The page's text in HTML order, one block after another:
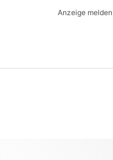
Anzeige melden